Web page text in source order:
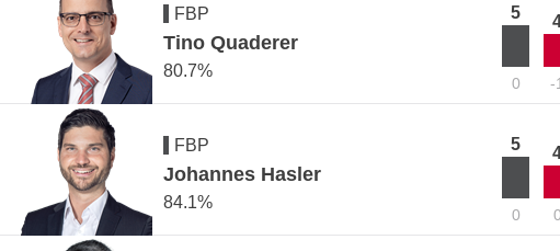
FBP
Tino Quaderer
80.7%
5
0 -1
FBP
Johannes Hasler
84.1%
5
0 0